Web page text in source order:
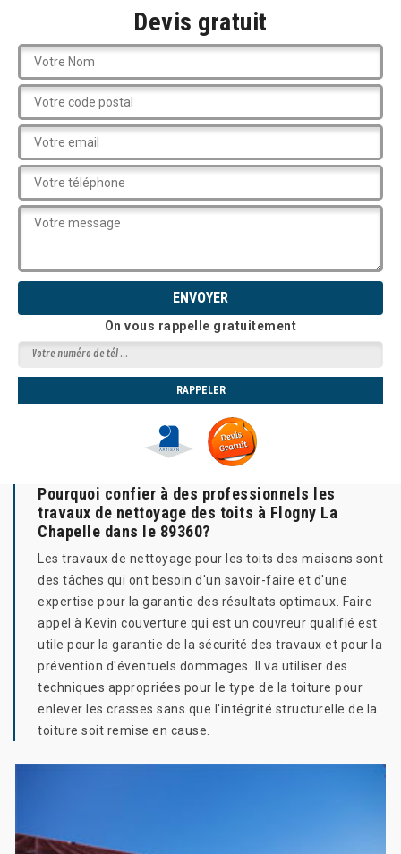
Devis gratuit
On vous rappelle gratuitement
Pourquoi confier à des professionnels les
travaux de nettoyage des toits à Flogny La
Chapelle dans le 89360?
Les travaux de nettoyage pour les toits des maisons sont
des tâches qui ont besoin d'un savoir-faire et d'une
expertise pour la garantie des résultats optimaux. Faire
appel à Kevin couverture qui est un couvreur qualifié est
utile pour la garantie de la sécurité des travaux et pour la
prévention d'éventuels dommages. Il va utiliser des
techniques appropriées pour le type de la toiture pour
enlever les crasses sans que l'intégrité structurelle de la
toiture soit remise en cause.